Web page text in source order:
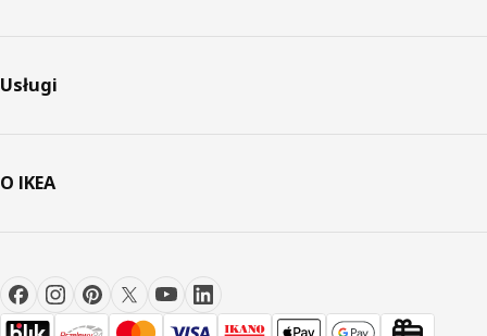
Usługi
O IKEA